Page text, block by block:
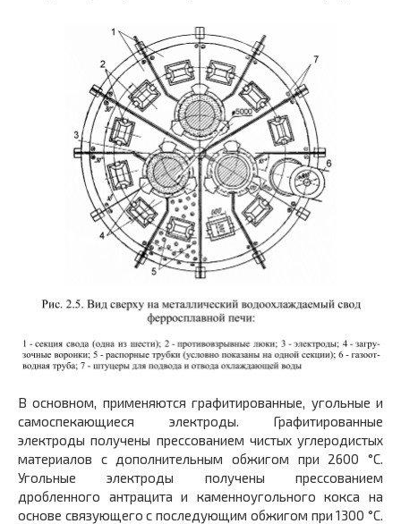
В основном, применяются графитированные, угольные и
самоспекающиеся электроды. Графитированные
электроды получены прессованием чистых углеродистых
материалов с дополнительным обжигом при 2600 °С.
Угольные электроды получены прессованием
дробленного антрацита и каменноугольного кокса на
основе связующего с последующим обжигом при 1300 °С.